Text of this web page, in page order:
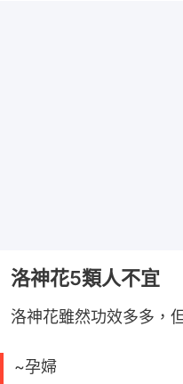
洛神花5類人不宜
洛神花雖然功效多多，
~孕婦